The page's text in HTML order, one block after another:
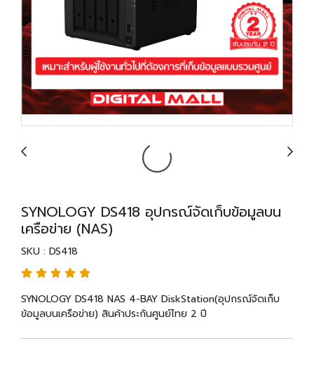
SYNOLOGY DS418 อุปกรณ์จัดเก็บข้อมูลบน
เครือข่าย (NAS)
SKU : DS418
SYNOLOGY DS418 NAS 4-BAY DiskStation(อุปกรณ์จัดเก็บ
ข้อมูลบนเครือข่าย) สินค้าประกันศูนย์ไทย 2 ปี